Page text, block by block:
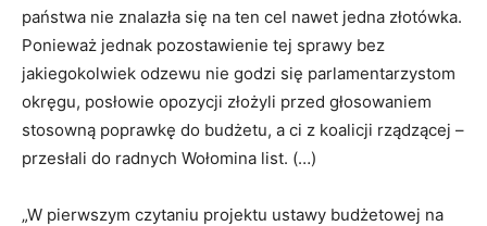
państwa nie znalazła się na ten cel nawet jedna złotówka.
Ponieważ jednak pozostawienie tej sprawy bez
jakiegokolwiek odzewu nie godzi się parlamentarzystom
okręgu, posłowie opozycji złożyli przed głosowaniem
stosowną poprawkę do budżetu, a ci z koalicji rządzącej –
przesłali do radnych Wołomina list. (…)
„W pierwszym czytaniu projektu ustawy budżetowej na